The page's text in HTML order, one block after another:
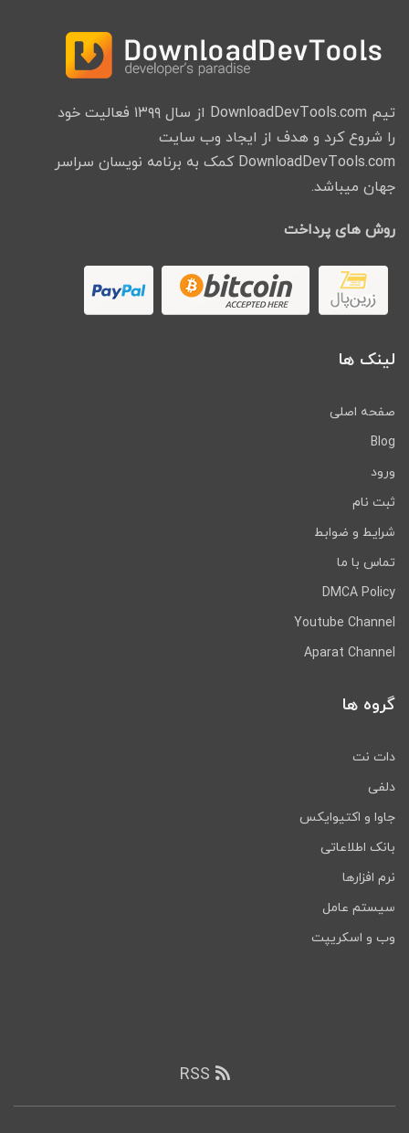
تیم DownloadDevTools.com از سال ۱۳۹۹ فعالیت خود
را شروع کرد و هدف از ایجاد وب سایت
DownloadDevTools.com کمک به برنامه نویسان سراسر
جهان میباشد.
روش های پرداخت
لینک ها
صفحه اصلی
Blog
ورود
ثبت نام
شرایط و ضوابط
تماس با ما
DMCA Policy
Youtube Channel
Aparat Channel
گروه ها
دات نت
دلفی
جاوا و اکتیوایکس
بانک اطلاعاتی
نرم افزارها
سیستم عامل
وب و اسکریپت